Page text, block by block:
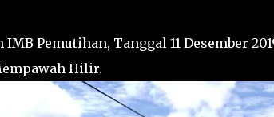
IMB Pemutihan, Tanggal 11 Desember
Hilir.